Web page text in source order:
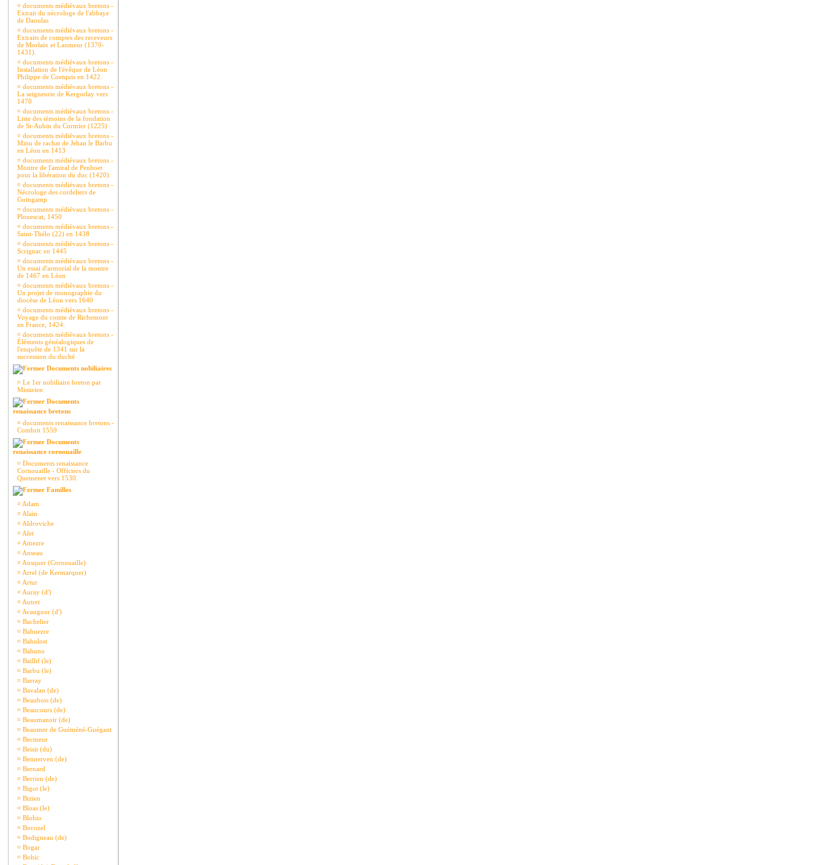
¤ documents médiévaux bretons -
Extrait du nécrologe de l'abbaye
de Daoulas
¤ documents médiévaux bretons -
Extraits de comptes des receveurs
de Morlaix et Lanmeur (1370-
1431).
¤ documents médiévaux bretons -
Installation de l'évêque de Léon
Philippe de Coetquis en 1422.
¤ documents médiévaux bretons -
La seigneurie de Kergorlay vers
1470
¤ documents médiévaux bretons -
Liste des témoins de la fondation
de St-Aubin du Cormier (1225)
¤ documents médiévaux bretons -
Minu de rachat de Jehan le Barbu
en Léon en 1413
¤ documents médiévaux bretons -
Montre de l'amiral de Penhoet
pour la libération du duc (1420)
¤ documents médiévaux bretons -
Nécrologe des cordeliers de
Guingamp
¤ documents médiévaux bretons -
Plouescat, 1450
¤ documents médiévaux bretons -
Saint-Thélo (22) en 1438
¤ documents médiévaux bretons -
Scrignac en 1445
¤ documents médiévaux bretons -
Un essai d'armorial de la montre
de 1467 en Léon
¤ documents médiévaux bretons -
Un projet de monographie du
diocèse de Léon vers 1640
¤ documents médiévaux bretons -
Voyage du comte de Richemont
en France, 1424.
¤ documents médiévaux bretons -
Éléments généalogiques de
l'enquête de 1341 sur la
succession du duché
Documents nobiliaires
¤ Le 1er nobiliaire breton par
Missirien
Documents
renaissance bretons
¤ documents renaissance bretons -
Combrit 1559
Documents
renaissance cornouaille
¤ Documents renaissance
Cornouaille - Officiers du
Quemenet vers 1530.
Familles
¤ Adam
¤ Alain
¤ Aldroviche
¤ Alet
¤ Amezre
¤ Anseau
¤ Ansquer (Cornouaille)
¤ Arrel (de Kermarquer)
¤ Artur
¤ Auray (d')
¤ Autret
¤ Avaugour (d')
¤ Bachelier
¤ Bahuezre
¤ Bahulost
¤ Bahuno
¤ Baillif (le)
¤ Barbu (le)
¤ Barray
¤ Bavalan (de)
¤ Beaubois (de)
¤ Beaucours (de)
¤ Beaumanoir (de)
¤ Beaumer de Guéméné-Guégant
¤ Becmeur
¤ Beisit (du)
¤ Bennerven (de)
¤ Bernard
¤ Berrien (de)
¤ Bigot (le)
¤ Bizien
¤ Bloas (le)
¤ Blohio
¤ Bocozel
¤ Bodigneau (de)
¤ Bogar
¤ Bohic